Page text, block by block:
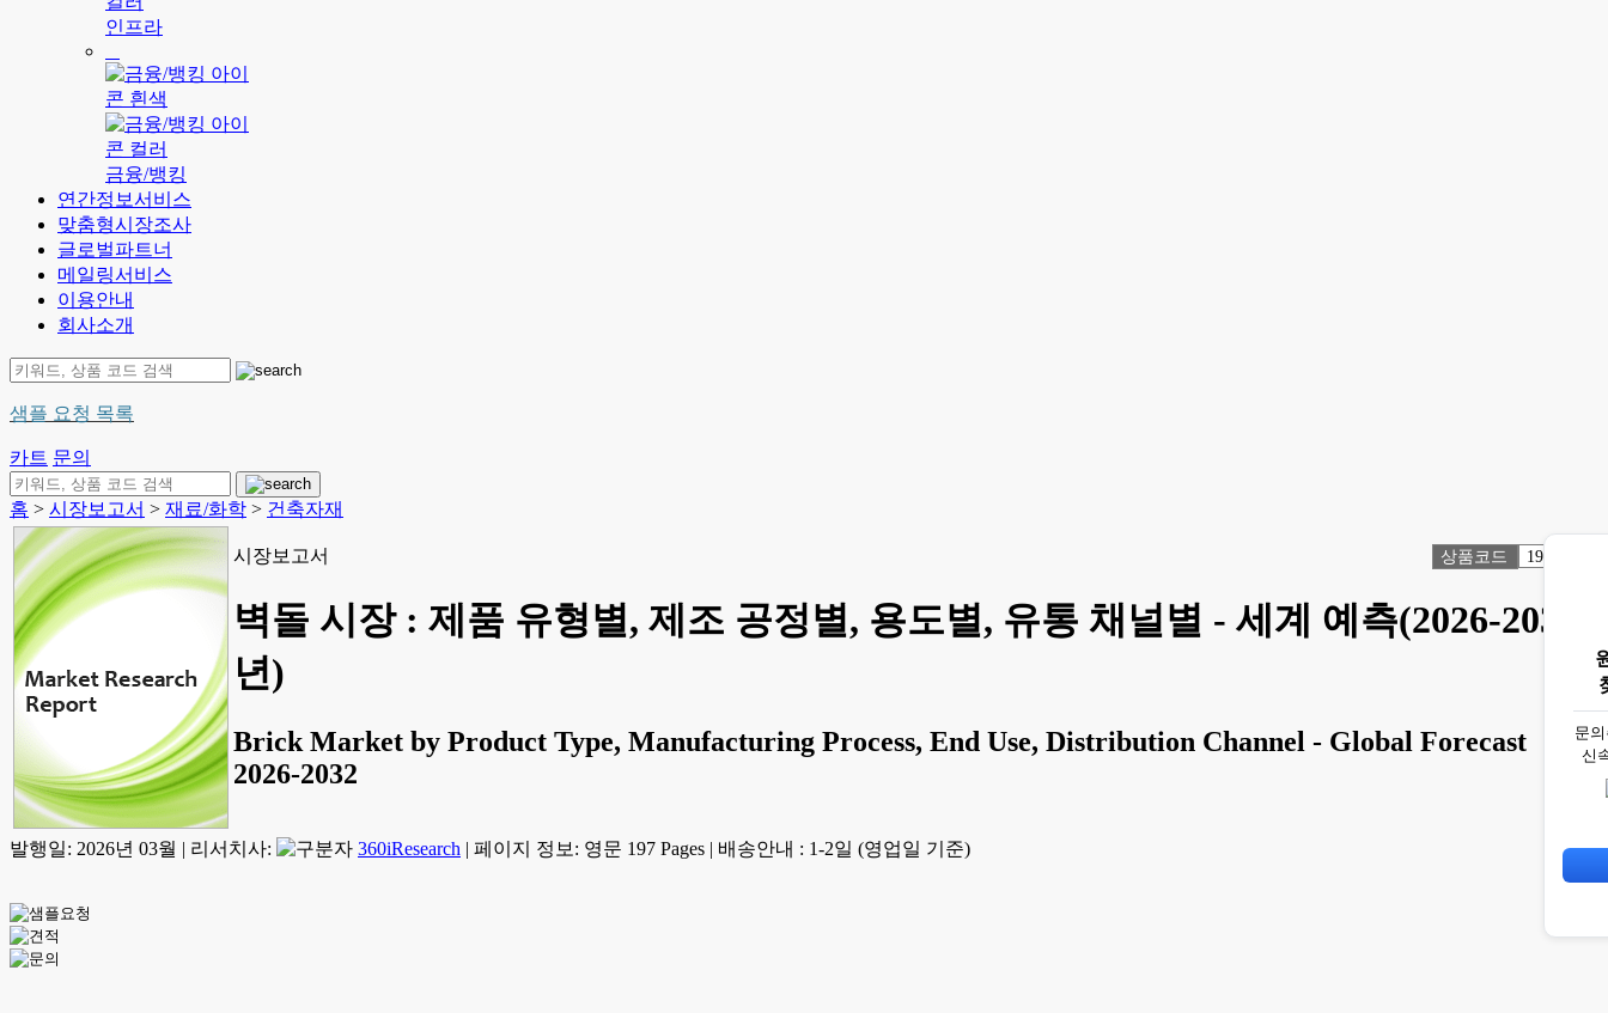
인프라
금융/뱅킹
연간정보서비스
맞춤형시장조사
글로벌파트너
메일링서비스
이용안내
회사소개
샘플 요청 목록
카트 문의
홈 > 시장보고서 > 재료/화학 > 건축자재
시장보고서 상품코드 1990075
벽돌 시장 : 제품 유형별, 제조 공정별, 용도별, 유통 채널별 - 세계 예측(2026-2032
년)
Brick Market by Product Type, Manufacturing Process, End Use, Distribution Channel - Global Forecast
2026-2032
발행일: 2026년 03월 | 리서치사: 360iResearch | 페이지 정보: 영문 197 Pages | 배송안내 : 1-2일 (영업일 기준)
문
신